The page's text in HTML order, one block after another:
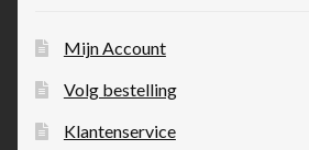
Mijn Account
Volg bestelling
Klantenservice